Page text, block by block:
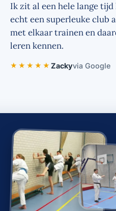
Ik zit al een hele lange
echt een superleuke club
met elkaar trainen en
leren kennen.
★★★★★
5 van 5 sterren.
Zackyvia Google